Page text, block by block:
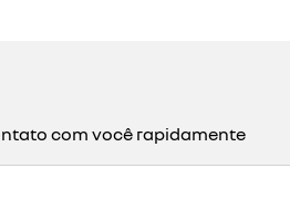
com você rapidamente